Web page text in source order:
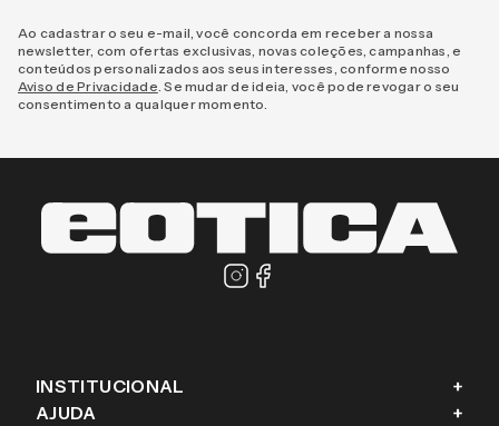
Ao cadastrar o seu e-mail, você concorda em receber a nossa
newsletter, com ofertas exclusivas, novas coleções, campanhas, e
conteúdos personalizados aos seus interesses, conforme nosso
Aviso de Privacidade . Se mudar de ideia, você pode revogar o seu
consentimento a qualquer momento.
INSTITUCIONAL +
AJUDA +